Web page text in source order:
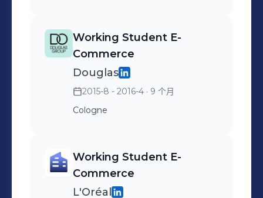
Working Student E-
Commerce
Douglas
2015-8 - 2016-4 · 9 个月
Cologne
Working Student E-
Commerce
L'Oréal